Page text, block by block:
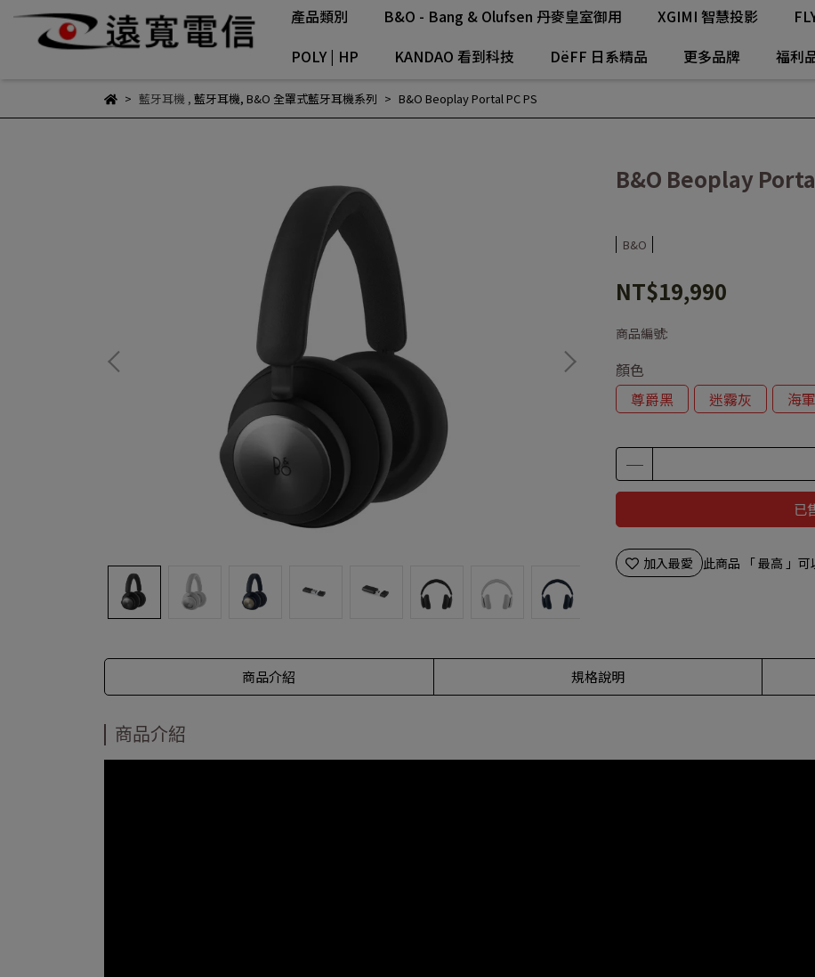
產品類別 B&O - Bang & Olufsen 丹麥皇室御用 XGIMI 智慧投影
POLY | HP
KANDAO 看到科技 DëFF 日系精品 更多品牌 福利
藍牙耳機, 藍牙耳機, B&O 全罩式藍牙耳機系列 B&O Beoplay Portal PC PS
B&O Beoplay
B&O
NT$19,990
商品編號:
顏色
尊爵黑
迷霧灰 海
已
加入最愛 此商品 「 最高 」
商品介紹 規格說明
商品介紹